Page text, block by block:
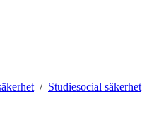
Studiesocial säkerhet